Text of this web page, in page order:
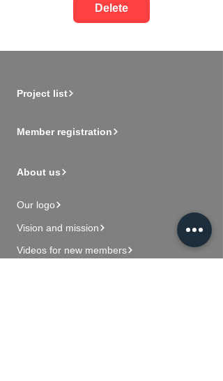
Delete
Project list
Member registration
About us
Our logo
Vision and mission
Videos for new members